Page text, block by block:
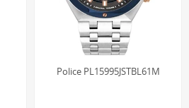
Police PL15995JSTBL61M